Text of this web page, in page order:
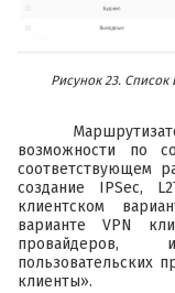
Рисунок 23.
возможности по
соответствующем
создание IPSec,
клиентском
варианте VPN
провайдеров,
пользовательских
клиенты».